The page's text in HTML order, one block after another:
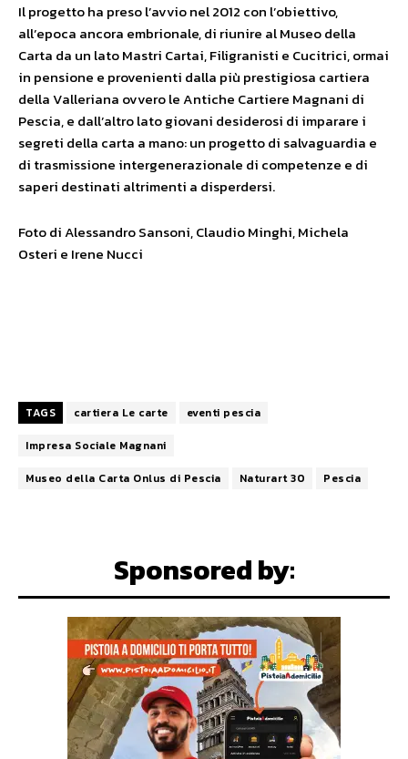
Il progetto ha preso l’avvio nel 2012 con l’obiettivo,
all’epoca ancora embrionale, di riunire al Museo della
Carta da un lato Mastri Cartai, Filigranisti e Cucitrici, ormai
in pensione e provenienti dalla più prestigiosa cartiera
della Valleriana ovvero le Antiche Cartiere Magnani di
Pescia, e dall’altro lato giovani desiderosi di imparare i
segreti della carta a mano: un progetto di salvaguardia e
di trasmissione intergenerazionale di competenze e di
saperi destinati altrimenti a disperdersi.
Foto di Alessandro Sansoni, Claudio Minghi, Michela
Osteri e Irene Nucci
TAGS cartiera Le carte
eventi pescia
Impresa Sociale Magnani
Museo della Carta Onlus di Pescia
Naturart 30 Pescia
Sponsored by: